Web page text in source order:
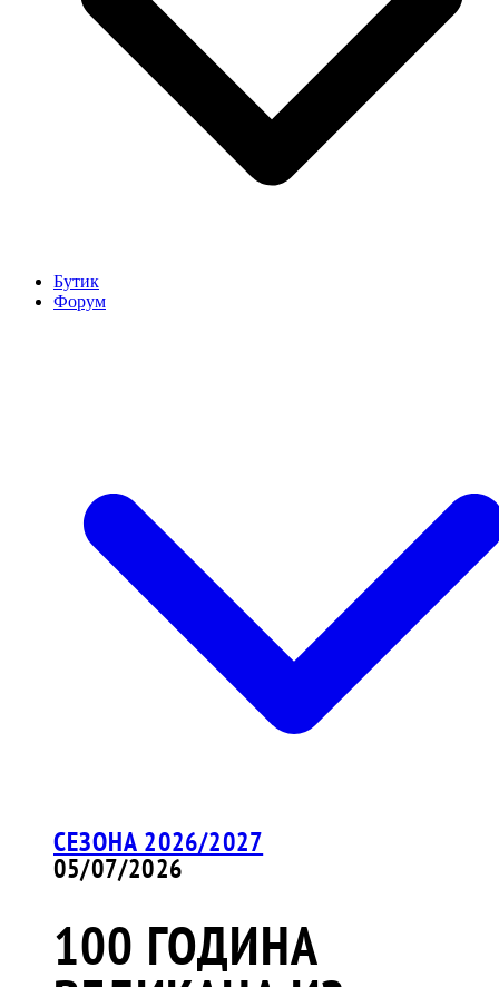
Бутик
Форум
СЕЗОНА 2026/2027
05/07/2026
100 ГОДИНА